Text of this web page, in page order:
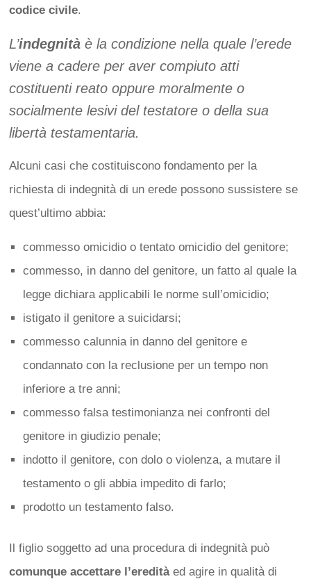
codice civile.
L’indegnitàè la condizione nella quale l’erede
viene a cadere per aver compiuto atti
costituenti reato oppure moralmente o
socialmente lesivi del testatore o della sua
libertà testamentaria.
Alcuni casi che costituiscono fondamento per la
richiesta di indegnità di un erede possono sussistere se
quest’ultimo abbia:
commesso omicidio o tentato omicidio del genitore;
commesso, in danno del genitore, un fatto al quale la
legge dichiara applicabili le norme sull’omicidio;
istigato il genitore a suicidarsi;
commesso calunnia in danno del genitore e
condannato con la reclusione per un tempo non
inferiore a tre anni;
commesso falsa testimonianza nei confronti del
genitore in giudizio penale;
indotto il genitore, con dolo o violenza, a mutare il
testamento o gli abbia impedito di farlo;
prodotto un testamento falso.
Il figlio soggetto ad una procedura di indegnità può
comunque accettare l’ereditàed agire in qualità di